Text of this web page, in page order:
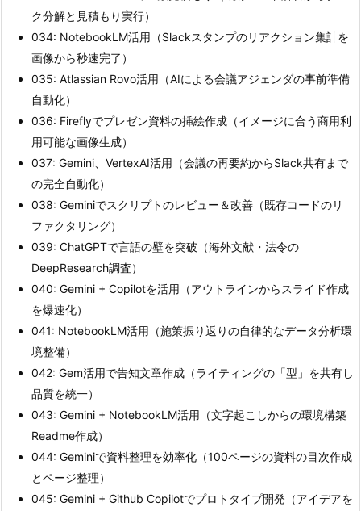
ク分解と見積もり実行）
034: NotebookLM活用（Slackスタンプのリアクション集計を
画像から秒速完了）
035: Atlassian Rovo活用（AIによる会議アジェンダの事前準備
自動化）
036: Fireflyでプレゼン資料の挿絵作成（イメージに合う商用利
用可能な画像生成）
037: Gemini、VertexAI活用（会議の再要約からSlack共有まで
の完全自動化）
038: Geminiでスクリプトのレビュー＆改善（既存コードのリ
ファクタリング）
039: ChatGPTで言語の壁を突破（海外文献・法令の
DeepResearch調査）
040: Gemini + Copilotを活用（アウトラインからスライド作成
を爆速化）
041: NotebookLM活用（施策振り返りの自律的なデータ分析環
境整備）
042: Gem活用で告知文章作成（ライティングの「型」を共有し
品質を統一）
043: Gemini + NotebookLM活用（文字起こしからの環境構築
Readme作成）
044: Geminiで資料整理を効率化（100ページの資料の目次作成
とページ整理）
045: Gemini + Github Copilotでプロトタイプ開発（アイデアを